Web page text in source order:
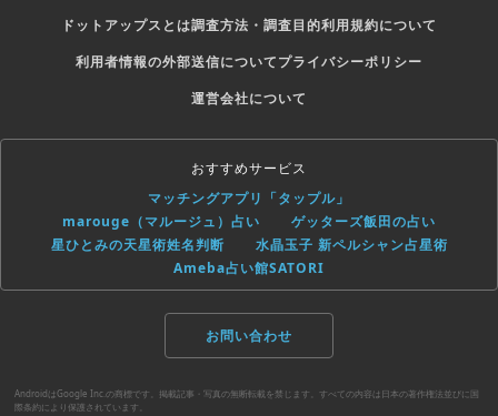
ドットアップスとは調査方法・調査目的利用規約について
利用者情報の外部送信についてプライバシーポリシー
運営会社について
おすすめサービス
マッチングアプリ「タップル」
marouge（マルージュ）占い
ゲッターズ飯田の占い
星ひとみの天星術姓名判断
水晶玉子 新ペルシャン占星術
Ameba占い館SATORI
お問い合わせ
AndroidはGoogle Inc.の商標です。掲載記事・写真の無断転載を禁じます。すべての内容は日本の著作権法並びに国
際条約により保護されています。